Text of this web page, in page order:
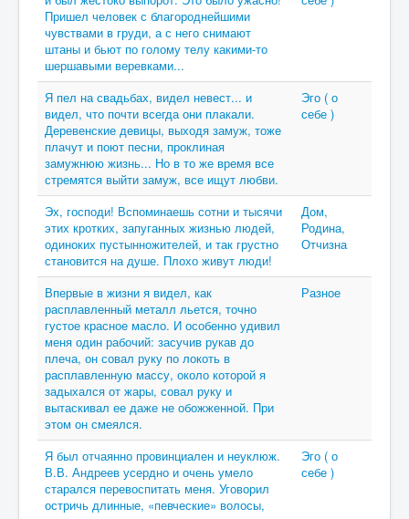
Пришел человек с благороднейшими
чувствами в груди, а с него снимают
штаны и бьют по голому телу какими-то
шершавыми веревками...
Я пел на свадьбах, видел невест... и
видел, что почти всегда они плакали.
Деревенские девицы, выходя замуж, тоже
плачут и поют песни, проклиная
замужнюю жизнь... Но в то же время все
стремятся выйти замуж, все ищут любви.
Эго ( о
себе )
Эх, господи! Вспоминаешь сотни и тысячи
этих кротких, запуганных жизнью людей,
одиноких пустынножителей, и так грустно
становится на душе. Плохо живут люди!
Дом,
Родина,
Отчизна
Впервые в жизни я видел, как
расплавленный металл льется, точно
густое красное масло. И особенно удивил
меня один рабочий: засучив рукав до
плеча, он совал руку по локоть в
расплавленную массу, около которой я
задыхался от жары, совал руку и
вытаскивал ее даже не обожженной. При
этом он смеялся.
Разное
Я был отчаянно провинциален и неуклюж.
В.В. Андреев усердно и очень умело
старался перевоспитать меня. Уговорил
остричь длинные, «певческие» волосы,
Эго ( о
себе )